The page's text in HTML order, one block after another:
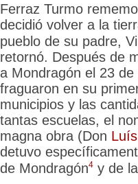
Ferraz Turmo
decidió volver a la
pueblo de su padre,
retornó. Después de
a Mondragón el 23
fraguaron en su
municipios y las
tantas escuelas, el
magna obra (Don
detuvo
de Mondragón4 y de